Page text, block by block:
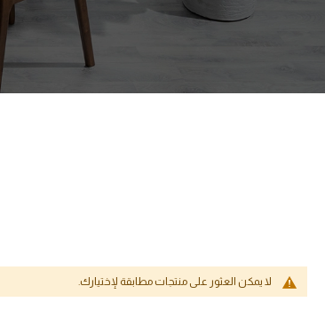
لا يمكن العثور على منتجات مطابقة لإختيارك.